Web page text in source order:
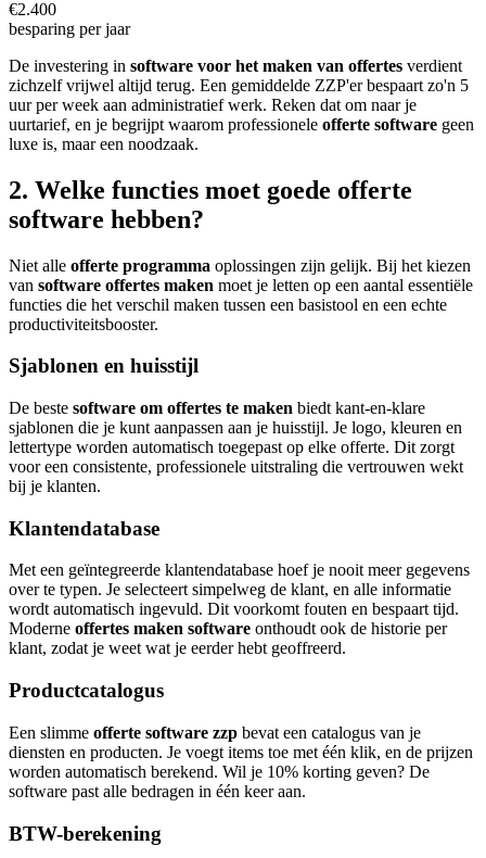
€2.400
besparing per jaar
De investering in software voor het maken van offertes verdient
zichzelf vrijwel altijd terug. Een gemiddelde ZZP'er bespaart zo'n 5
uur per week aan administratief werk. Reken dat om naar je
uurtarief, en je begrijpt waarom professionele offerte software geen
luxe is, maar een noodzaak.
2. Welke functies moet goede offerte
software hebben?
Niet alle offerte programma oplossingen zijn gelijk. Bij het kiezen
van software offertes maken moet je letten op een aantal essentiële
functies die het verschil maken tussen een basistool en een echte
productiviteitsbooster.
Sjablonen en huisstijl
De beste software om offertes te maken biedt kant-en-klare
sjablonen die je kunt aanpassen aan je huisstijl. Je logo, kleuren en
lettertype worden automatisch toegepast op elke offerte. Dit zorgt
voor een consistente, professionele uitstraling die vertrouwen wekt
bij je klanten.
Klantendatabase
Met een geïntegreerde klantendatabase hoef je nooit meer gegevens
over te typen. Je selecteert simpelweg de klant, en alle informatie
wordt automatisch ingevuld. Dit voorkomt fouten en bespaart tijd.
Moderne offertes maken software onthoudt ook de historie per
klant, zodat je weet wat je eerder hebt geoffreerd.
Productcatalogus
Een slimme offerte software zzp bevat een catalogus van je
diensten en producten. Je voegt items toe met één klik, en de prijzen
worden automatisch berekend. Wil je 10% korting geven? De
software past alle bedragen in één keer aan.
BTW-berekening